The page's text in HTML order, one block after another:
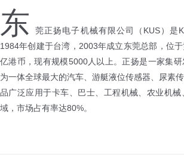
东
莞正扬电子机械有限公司（KUS）是
1984年创建于台湾，2003年成立东莞总部，位
亿港币，现有规模5000人以上。正扬是一家集
为一体全球最大的汽车、游艇液位传感器、尿素
品广泛应用于卡车、巴士、工程机械、农业机
域，市场占有率达80%。